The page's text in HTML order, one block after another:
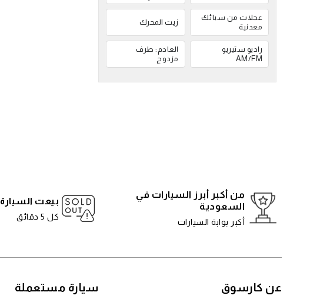
عجلات من سبائك
معدنية
زيت المحرك
راديو ستيريو
AM/FM
العادم: طرف
مزدوج
من أكبر أبرز السيارات في
السعودية
أكبر بوابة السيارات
بيعت السيارة
كل 5 دقائق
عن كارسوق سيارة مستعملة